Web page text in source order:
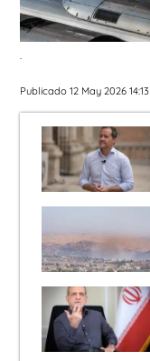
.
Publicado 12 May 2026 14:13